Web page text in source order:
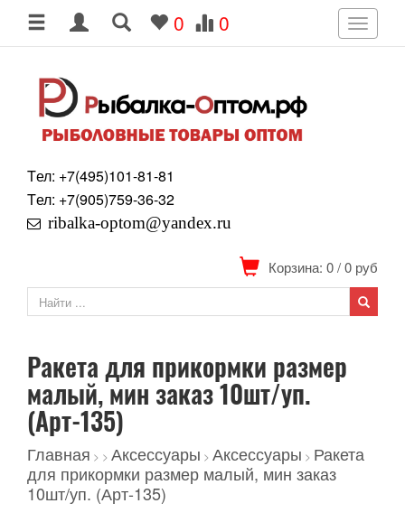
0 0
Toggle
Tел: +7(495)101-81-81
Tел: +7(905)759-36-32
ribalka-optom@yandex.ru
Корзина: 0/0 руб
Ракета для прикормки размер
малый, мин заказ 10шт/уп.
(Арт-135)
Главная > > Аксессуары > Аксессуары > Ракета
для прикормки размер малый, мин заказ
10шт/уп. (Арт-135)